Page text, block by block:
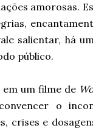
amorosas.
salientar, há
público.
em um filme de
o
crises e